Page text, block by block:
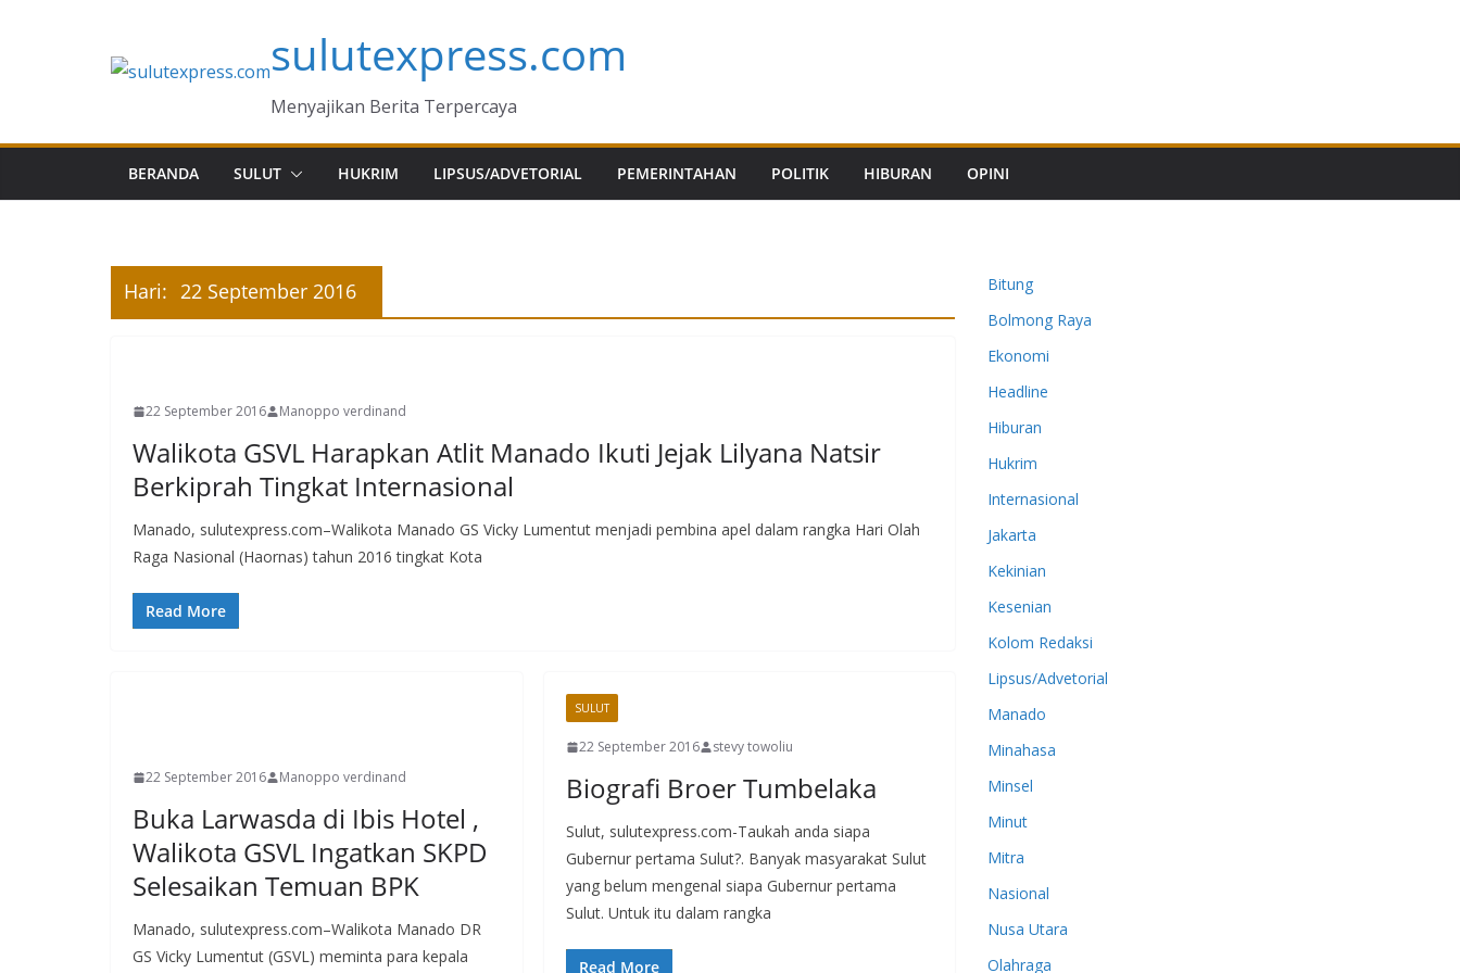
sulutexpress.com
Menyajikan Berita Terpercaya
BERANDA SULUT HUKRIM LIPSUS/ADVETORIAL PEMERINTAHAN POLITIK HIBURAN OPINI
Hari: 22 September 2016
22 September 2016 Manoppo verdinand
Walikota GSVL Harapkan Atlit Manado Ikuti Jejak Lilyana Natsir
Berkiprah Tingkat Internasional
Manado, sulutexpress.com–Walikota Manado GS Vicky Lumentut menjadi pembina apel dalam rangka Hari Olah
Raga Nasional (Haornas) tahun 2016 tingkat Kota
Read More
22 September 2016 Manoppo verdinand
Buka Larwasda di Ibis Hotel ,
Walikota GSVL Ingatkan SKPD
Selesaikan Temuan BPK
Manado, sulutexpress.com–Walikota Manado DR
GS Vicky Lumentut (GSVL) meminta para kepala
SULUT
22 September 2016 stevy towoliu
Biografi Broer Tumbelaka
Sulut, sulutexpress.com-Taukah anda siapa
Gubernur pertama Sulut?. Banyak masyarakat Sulut
yang belum mengenal siapa Gubernur pertama
Sulut. Untuk itu dalam rangka
Read More
Bitung
Bolmong Raya
Ekonomi
Headline
Hiburan
Hukrim
Internasional
Jakarta
Kekinian
Kesenian
Kolom Redaksi
Lipsus/Advetorial
Manado
Minahasa
Minsel
Minut
Mitra
Nasional
Nusa Utara
Olahraga